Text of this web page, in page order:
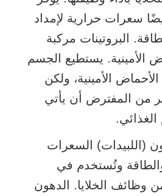
سعرات حرارية لإمداد
البروتينات مركبة
الأمينية. يستطيع الجسم
الأمينية، ولكن
من المفترض أن يأتي
(اللبيدات) السعرات
والطاقة وتُستخدم في
وظائف الخلايا. الدهون